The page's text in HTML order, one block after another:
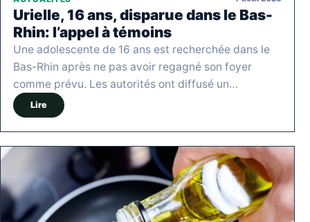
Urielle, 16 ans, disparue dans le Bas-
Rhin: l’appel à témoins
Une adolescente de 16 ans est recherchée dans le
Bas-Rhin après ne pas avoir regagné son foyer
comme prévu. Les autorités ont diffusé un…
Lire